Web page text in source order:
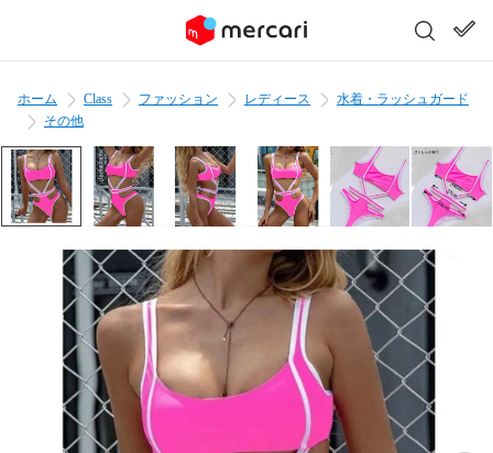
ホーム Class ファッション レディース
水着・ラッシュガード
その他